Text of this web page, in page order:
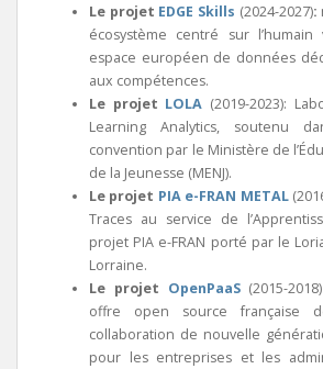
Le projet EDGE Skills (2024-2027):
écosystème centré sur
espace européen de données
aux compétences.
Le projet LOLA (2019-2023):
Learning Analytics, soutenu
convention par le Ministère de
de la Jeunesse (MENJ).
Le projet PIA e-FRAN METAL
Traces au service de
projet PIA e-FRAN porté par le
Lorraine.
Le projet OpenPaaS (2015-2018)
offre open source française
collaboration de nouvelle
pour les entreprises et les